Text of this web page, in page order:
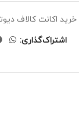
خرید اکانت کالاف
اشتراک‌گذاری: